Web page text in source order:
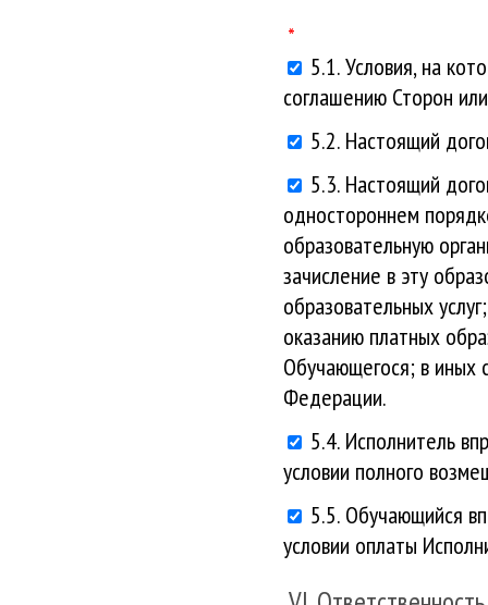
5.1. Условия, на
соглашению Сторон
5.2. Настоящий
5.3. Настоящий
одностороннем
образовательную
зачисление в эту
образовательных
оказанию платных
Обучающегося; в иных
Федерации.
5.4. Исполнитель
условии полного
5.5. Обучающийся
условии оплаты